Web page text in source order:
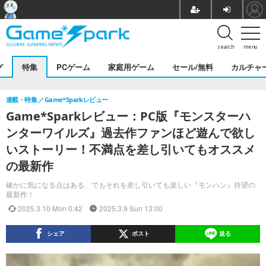
menu
search
特集 PCゲーム 家庭用ゲーム セール/無料 カルチャ
Game*Sparkレビュー：PC版『モンスターハ
ンターワイルズ』過去作ファンほど遊んで欲し
いストーリー！不満点を差し引いてもオススメ
の最新作
確かに気になる点はある、でもそれを差し引いても楽しい『モンハン』待望の
最新作！
連載・特集 Game*Sparkレビュー
2025.3.10 Mon 0:42 2025.3.9 Sun 13:00
シェア ポスト 送る